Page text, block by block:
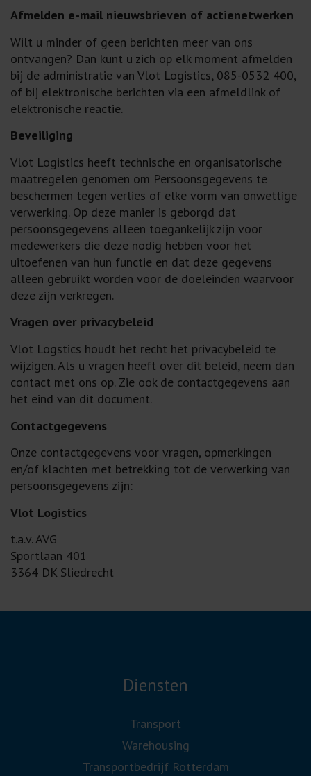
Afmelden e-mail nieuwsbrieven of actienetwerken
Wilt u minder of geen berichten meer van ons
ontvangen? Dan kunt u zich op elk moment afmelden
bij de administratie van Vlot Logistics, 085-0532 400,
of bij elektronische berichten via een afmeldlink of
elektronische reactie.
Beveiliging
Vlot Logistics heeft technische en organisatorische
maatregelen genomen om Persoonsgegevens te
beschermen tegen verlies of elke vorm van onwettige
verwerking. Op deze manier is geborgd dat
persoonsgegevens alleen toegankelijk zijn voor
medewerkers die deze nodig hebben voor het
uitoefenen van hun functie en dat deze gegevens
alleen gebruikt worden voor de doeleinden waarvoor
deze zijn verkregen.
Vragen over privacybeleid
Vlot Logstics houdt het recht het privacybeleid te
wijzigen. Als u vragen heeft over dit beleid, neem dan
contact met ons op. Zie ook de contactgegevens aan
het eind van dit document.
Contactgegevens
Onze contactgegevens voor vragen, opmerkingen
en/of klachten met betrekking tot de verwerking van
persoonsgegevens zijn:
Vlot Logistics
t.a.v. AVG
Sportlaan 401
3364 DK Sliedrecht
Diensten
Transport
Warehousing
Transportbedrijf Rotterdam